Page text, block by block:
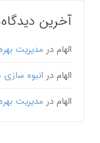
آخرین
الهام در مدیریت
الهام در انبوه
الهام در مدیریت